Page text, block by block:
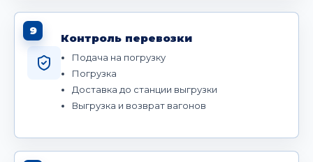
9
Контроль перевозки
Подача на погрузку
Погрузка
Доставка до станции выгрузки
Выгрузка и возврат вагонов